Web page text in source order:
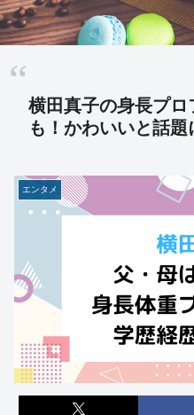
横田真子の身長プ
も！かわいいと話題
エンタメ